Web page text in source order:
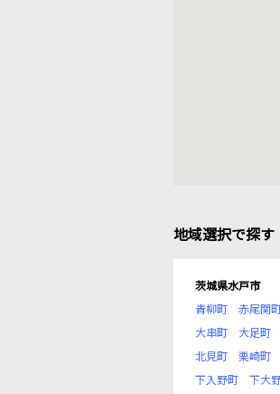
地域選択で探す
茨城県水戸市
青柳町
赤尾関
大串町
大足町
北見町
栗崎町
下入野町
下大